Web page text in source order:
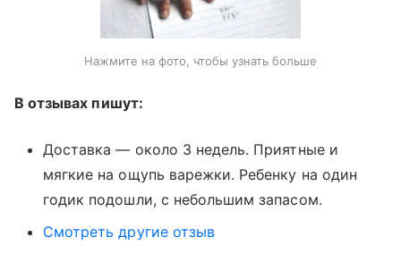
Нажмите на фото, чтобы узнать больше
В отзывах пишут:
Доставка — около 3 недель. Приятные и
мягкие на ощупь варежки. Ребенку на один
годик подошли, с небольшим запасом.
Смотреть другие отзыв